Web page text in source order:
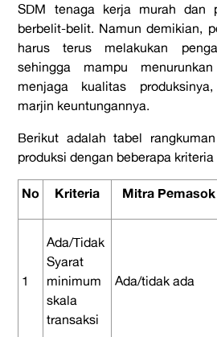
SDM tenaga kerja murah dan
berbelit-belit. Namun demikian,
harus terus melakukan
sehingga mampu
menjaga kualitas
marjin keuntungannya.
Berikut adalah tabel
produksi dengan beberapa
No Kriteria Mitra Pemasok
1
Ada/Tidak
Syarat
minimum
skala
transaksi
Ada/tidak ada